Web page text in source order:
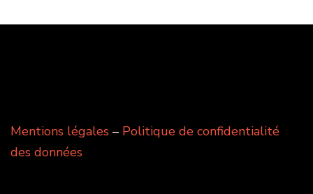
Mentions légales – Politique de confidentialité
des données